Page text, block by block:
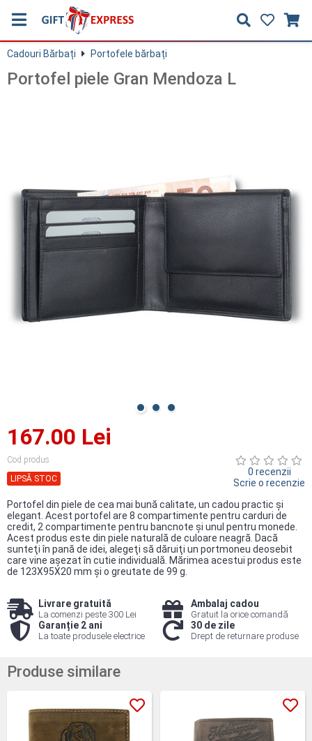
Cadouri Bărbați Portofele bărbați
Portofel piele Gran Mendoza L
167.00 Lei
Cod produs
LIPSĂ STOC
0 recenzii
Scrie o recenzie
Portofel din piele de cea mai bună calitate, un cadou practic şi
elegant. Acest portofel are 8 compartimente pentru carduri de
credit, 2 compartimente pentru bancnote şi unul pentru monede.
Acest produs este din piele naturală de culoare neagră. Dacă
sunteţi în pană de idei, alegeţi să dăruiţi un portmoneu deosebit
care vine aşezat în cutie individuală. Mărimea acestui produs este
de 123X95X20 mm şi o greutate de 99 g.
Livrare gratuită
La comenzi peste 300 Lei
Ambalaj cadou
Gratuit la orice comandă
Garanție 2 ani
La toate produsele electrice
30 de zile
Drept de returnare produse
Produse similare